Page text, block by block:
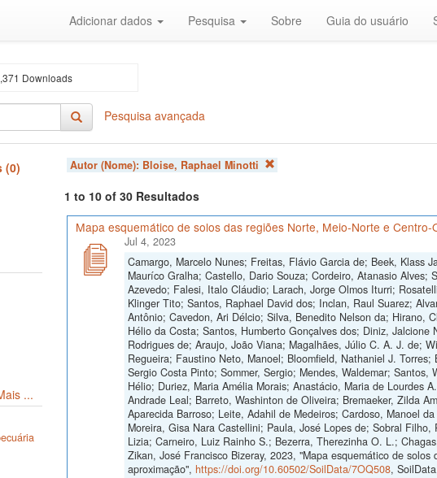
Adicionar dados Pesquisa Sobre Guia do usuário
Downloads
Pesquisa avançada
(0)
...
Autor (Nome): Bloise, Raphael Minotti
1 to 10 of 30 Resultados
Mapa esquemático de solos das regiões Norte, Meio-Norte e
Jul 4, 2023
Camargo, Marcelo Nunes; Freitas, Flávio Garcia de; Beek, Klass
Mauríco Gralha; Castello, Dario Souza; Cordeiro, Atanasio
Azevedo; Falesi, Italo Cláudio; Larach, Jorge Olmos Iturri;
Klinger Tito; Santos, Raphael David dos; Inclan, Raul Suarez;
Antônio; Cavedon, Ari Délcio; Silva, Benedito Nelson da; Hirano,
Hélio da Costa; Santos, Humberto Gonçalves dos; Diniz,
Rodrigues de; Araujo, João Viana; Magalhães, Júlio C. A. J. de;
Regueira; Faustino Neto, Manoel; Bloomfield, Nathaniel J.
Sergio Costa Pinto; Sommer, Sergio; Mendes, Waldemar;
Hélio; Duriez, Maria Amélia Morais; Anastácio, Maria de Lourdes
Andrade Leal; Barreto, Washinton de Oliveira; Bremaeker, Zilda
Aparecida Barroso; Leite, Adahil de Medeiros; Cardoso, Manoel
Moreira, Gisa Nara Castellini; Paula, José Lopes de; Sobral
Lizia; Carneiro, Luiz Rainho S.; Bezerra, Therezinha O. L.;
Zikan, José Francisco Bizeray, 2023, "Mapa esquemático de
aproximação", https://doi.org/10.60502/SoilData/7OQ508,